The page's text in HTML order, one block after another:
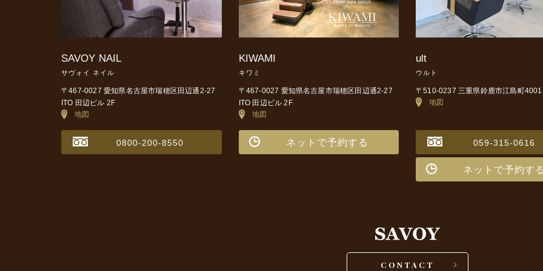
SAVOY NAIL
サヴォイ ネイル
〒467-0027 愛知県名古屋市瑞穂区田辺通2-27
ITO 田辺ビル 2F
地図
0800-200-8550
KIWAMI
キワミ
〒467-0027 愛知県名古屋市瑞穂区田辺通2-27
ITO 田辺ビル 2F
地図
ネットで予約する
ult
ウルト
〒510-0237 三重県鈴鹿市江島町
地図
059-315-0616
ネットで予約す
CONTACT